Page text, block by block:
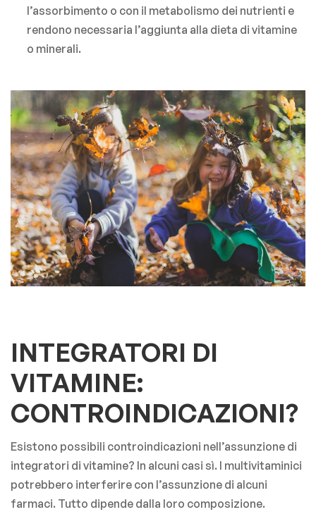
l’assorbimento o con il metabolismo dei nutrienti e
rendono necessaria l’aggiunta alla dieta di vitamine
o minerali.
INTEGRATORI DI
VITAMINE:
CONTROINDICAZIONI?
Esistono possibili controindicazioni nell’assunzione di
integratori di vitamine? In alcuni casi sì. I multivitaminici
potrebbero interferire con l’assunzione di alcuni
farmaci. Tutto dipende dalla loro composizione.